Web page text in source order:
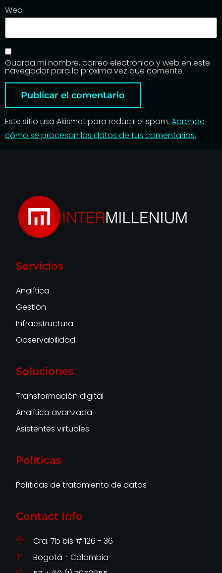
Web
Guarda mi nombre, correo electrónico y web en este
navegador para la próxima vez que comente.
Este sitio usa Akismet para reducir el spam. Aprende
cómo se procesan los datos de tus comentarios.
Servicios
Analítica
Gestión
Infraestructura
Observabilidad
Soluciones
Transformación digital
Analítica avanzada
Asistentes virtuales
Políticas
Políticas de tratamiento de datos
Contact Info
Cra. 7b bis # 126 - 36
Bogotá - Colombia